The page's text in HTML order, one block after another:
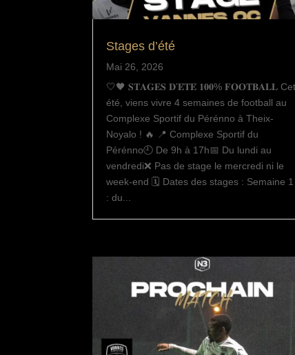
Stages d’été
Mai 26, 2026
🤍🖤 𝐒𝐓𝐀𝐆𝐄𝐒 𝐃’𝐄́𝐓𝐄́ 𝟏𝟎𝟎% 𝐅𝐎𝐎𝐓𝐁𝐀𝐋𝐋 Cet
été, viens vivre 4 semaines de football au
Complexe Sportif du Pérénno à Theix-
Noyalo ! 🔥 📍 Complexe Sportif du
Pérénno🕘 De 9h à 17h📅 Du lundi au
vendredi❌ Pas de stage le mercredi ni le
week-end 🗓️ Dates des stages : Semaine 1
: du...